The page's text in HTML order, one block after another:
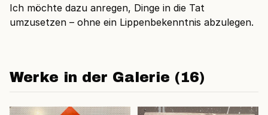
Ich möchte dazu anregen, Dinge in die Tat
umzusetzen – ohne ein Lippenbekenntnis abzulegen.
Werke in der Galerie (16)